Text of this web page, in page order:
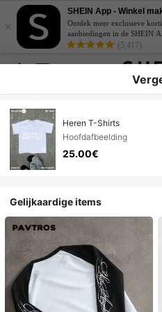
×
SHEIN App - Winkel
Ontdek meer exclusieve
aanbiedingen in de SHEIN
(5,417)
Heren T-Shirts
Hoofdafbeelding
25.00€
Gelijkaardige items